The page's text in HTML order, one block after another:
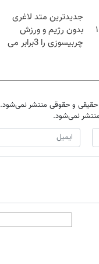
تا ۱۰
جدیدترین متد لاغری
بدون رژیم و ورزش
چربیسوزی را 3برابر می
و حقوقی منتشر نمی‌شود.
منتشر نمی‌شود.